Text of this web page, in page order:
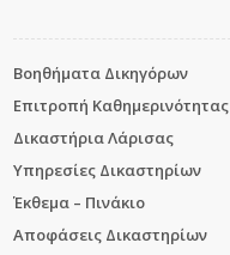
Βοηθήματα Δικηγόρων
Επιτροπή Καθημερινότητας
Δικαστήρια Λάρισας
Υπηρεσίες Δικαστηρίων
Έκθεμα – Πινάκιο
Αποφάσεις Δικαστηρίων